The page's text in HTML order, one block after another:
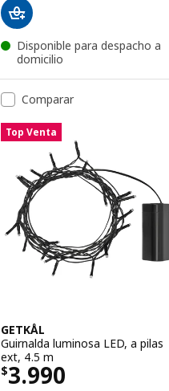
Disponible para despacho a
domicilio
Comparar
Top Venta
GETKÅL
Guirnalda luminosa LED, a pilas
ext, 4.5 m
$3.990
Precio $ 3990